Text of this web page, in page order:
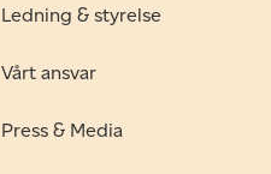
Ledning & styrelse
Vårt ansvar
Press & Media